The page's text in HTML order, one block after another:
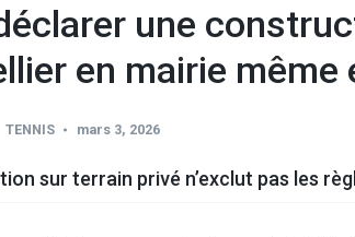
une
en mairie même
TENNIS mars 3, 2026
sur terrain privé n’exclut pas les